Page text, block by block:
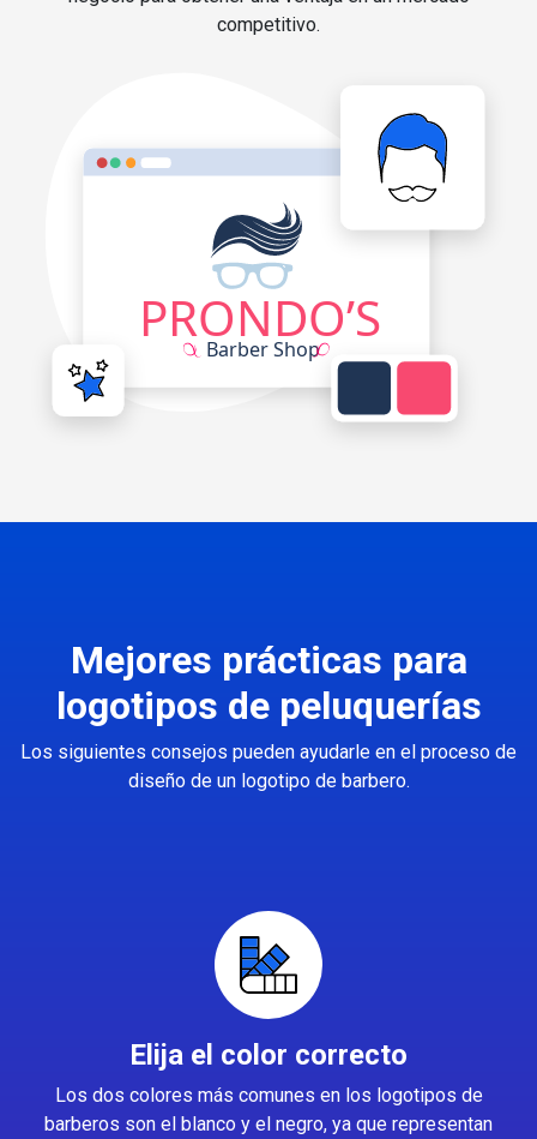
competitivo.
Mejores prácticas para
logotipos de peluquerías
Los siguientes consejos pueden ayudarle en el proceso de
diseño de un logotipo de barbero.
Elija el color correcto
Los dos colores más comunes en los logotipos de
barberos son el blanco y el negro, ya que representan